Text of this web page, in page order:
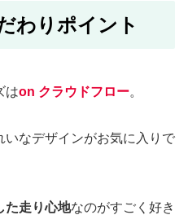
わりポイント
はon クラウドフロー。
なデザインがお気に入りで
た走り心地なのがすごく好き